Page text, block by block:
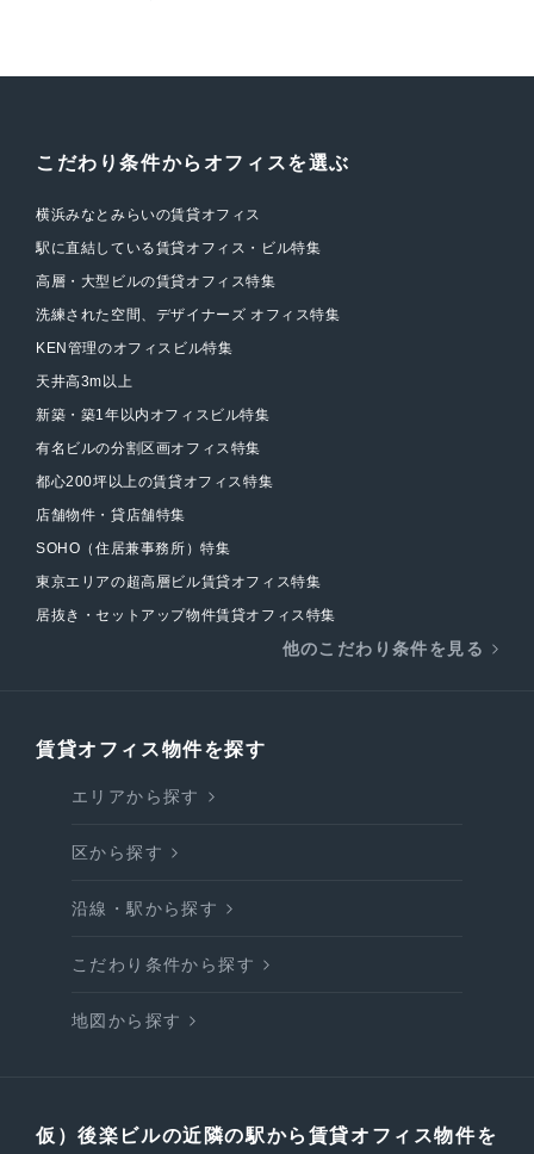
こだわり条件からオフィスを選ぶ
横浜みなとみらいの賃貸オフィス
駅に直結している賃貸オフィス・ビル特集
高層・大型ビルの賃貸オフィス特集
洗練された空間、デザイナーズ オフィス特集
KEN管理のオフィスビル特集
天井高3m以上
新築・築1年以内オフィスビル特集
有名ビルの分割区画オフィス特集
都心200坪以上の賃貸オフィス特集
店舗物件・貸店舗特集
SOHO（住居兼事務所）特集
東京エリアの超高層ビル賃貸オフィス特集
居抜き・セットアップ物件賃貸オフィス特集
他のこだわり条件を見る
賃貸オフィス物件を探す
エリアから探す
区から探す
沿線・駅から探す
こだわり条件から探す
地図から探す
仮）後楽ビルの近隣の駅から賃貸オフィス物件を